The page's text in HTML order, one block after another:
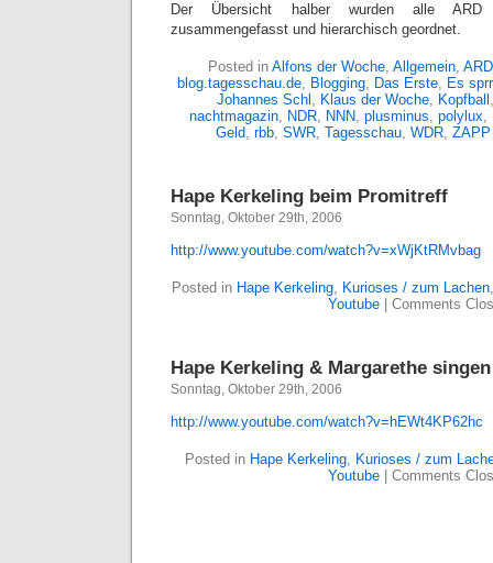
Der Übersicht halber wurden alle ARD
zusammengefasst und hierarchisch geordnet.
Posted in Alfons der Woche, Allgemein, ARD
blog.tagesschau.de, Blogging, Das Erste, Es sprr
Johannes Schl , Klaus der Woche, Kopfball
nachtmagazin, NDR, NNN, plusminus, polylux,
Geld, rbb, SWR, Tagesschau, WDR, ZAPP
Hape Kerkeling beim Promitreff
Sonntag, Oktober 29th, 2006
http://www.youtube.com/watch?v=xWjKtRMvbag
Posted in Hape Kerkeling, Kurioses / zum Lachen
Youtube| Comments
Hape Kerkeling & Margarethe
Sonntag, Oktober 29th, 2006
http://www.youtube.com/watch?v=hEWt4KP62hc
Posted in Hape Kerkeling, Kurioses / zum
Youtube| Comments